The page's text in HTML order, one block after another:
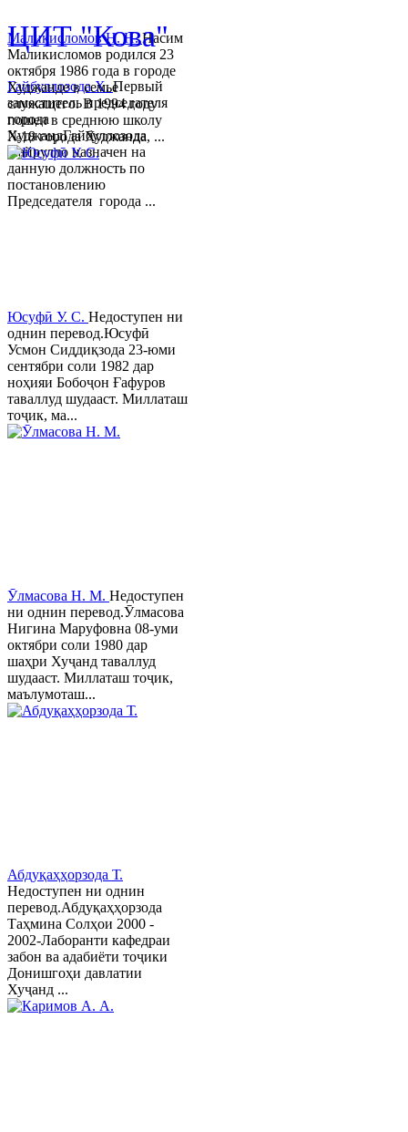
Гайбуллозода Х.Первый
заместитель председателя
города
ХуджандГайбуллозода
Хайрулло назначен на
данную должность по
постановлению
Председателя города ...
Маликисломов Н. Н.Насим
Маликисломов родился 23
октября 1986 года в городе
Худжанде в семье
служащего. В 1994 году
пошел в среднюю школу
№18 города Худжанда, ...
Юсуфӣ У. C. Недоступен ни
однин перевод.Юсуфӣ
Усмон Сиддиқзода 23-юми
сентябри соли 1982 дар
ноҳияи Бобоҷон Ғафуров
таваллуд шудааст. Миллаташ
тоҷик, ма...
Ӯлмасова Н. М. Недоступен
ни однин перевод.Ӯлмасова
Нигина Маруфовна 08-уми
октябри соли 1980 дар
шаҳри Хуҷанд таваллуд
шудааст. Миллаташ тоҷик,
маълумоташ...
Абдуқаҳҳорзода Т.
Недоступен ни однин
перевод.Абдуқаҳҳорзода
Таҳмина Солҳои 2000 -
2002-Лаборанти кафедраи
забон ва адабиёти тоҷики
Донишгоҳи давлатии
Хуҷанд ...
ЦИТ "Кова"